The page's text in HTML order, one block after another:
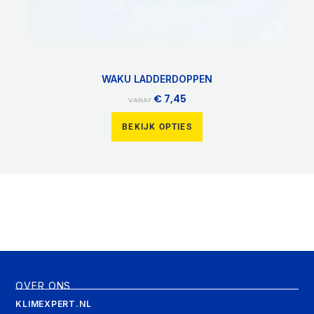
WAKU LADDERDOPPEN
VANAF €7,45
BEKIJK OPTIES
OVER ONS
KLIMEXPERT.NL